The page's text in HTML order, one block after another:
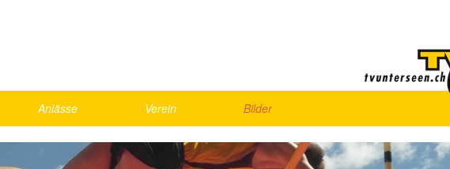
Anlässe
Skirennen
Verein
Vorstand
Bilder
2026